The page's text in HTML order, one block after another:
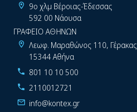
9ο χλμ Βέροιας-Έδεσσας
592 00 Νάουσα
ΓΡΑΦΕΙΟ ΑΘΗΝΩΝ
Λεωφ. Μαραθώνος 110, Γέρακας
15344 Αθήνα
801 10 10 500
2110012721
info@kontex.gr